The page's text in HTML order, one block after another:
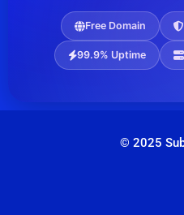
Free Domain
99.9% Uptime
© 2025